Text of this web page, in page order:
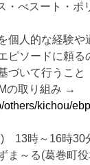
べスート・ポ
個人的な経験や
ピソードに頼る
づいて行うこと
の取り組み →
others/kichou/
) 13時～16時30
ま～る(葛巻町